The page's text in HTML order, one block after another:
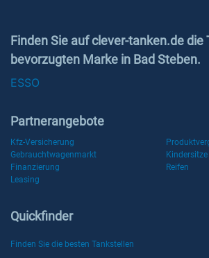
Finden Sie auf clever-tanken.de die
bevorzugten Marke in Bad Steben.
ESSO
Partnerangebote
Kfz-Versicherung
Gebrauchtwagenmarkt
Kindersitze
Finanzierung
Reifen
Leasing
Quickfinder
Finden Sie die besten Tankstellen